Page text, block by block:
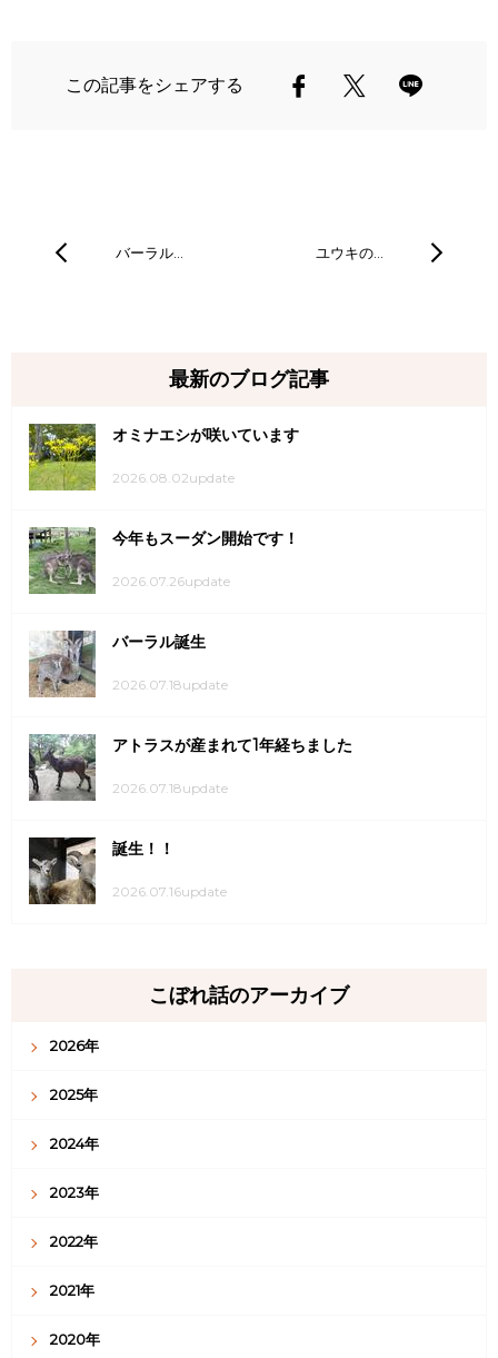
この記事をシェアする
バーラル… ユウキの…
最新のブログ記事
オミナエシが咲いています
2026.08.02update
今年もスーダン開始です！
2026.07.26update
バーラル誕生
2026.07.18update
アトラスが産まれて1年経ちました
2026.07.18update
誕生！！
2026.07.16update
こぼれ話のアーカイブ
2026年
2025年
2024年
2023年
2022年
2021年
2020年